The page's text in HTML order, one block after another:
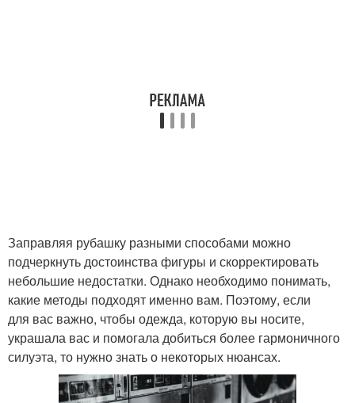
Заправляя рубашку разными способами можно
подчеркнуть достоинства фигуры и скорректировать
небольшие недостатки. Однако необходимо понимать,
какие методы подходят именно вам. Поэтому, если
для вас важно, чтобы одежда, которую вы носите,
украшала вас и помогала добиться более гармоничного
силуэта, то нужно знать о некоторых нюансах.